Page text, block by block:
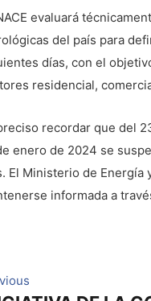
evaluará
del país para
días, con el
residencial,
recordar que del
enero de 2024 se
El Ministerio de Energía
informada a